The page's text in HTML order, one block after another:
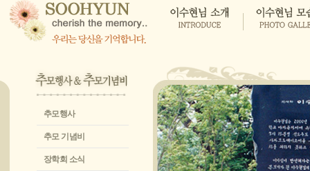
추모행사
추모 기념비
장학회 소식